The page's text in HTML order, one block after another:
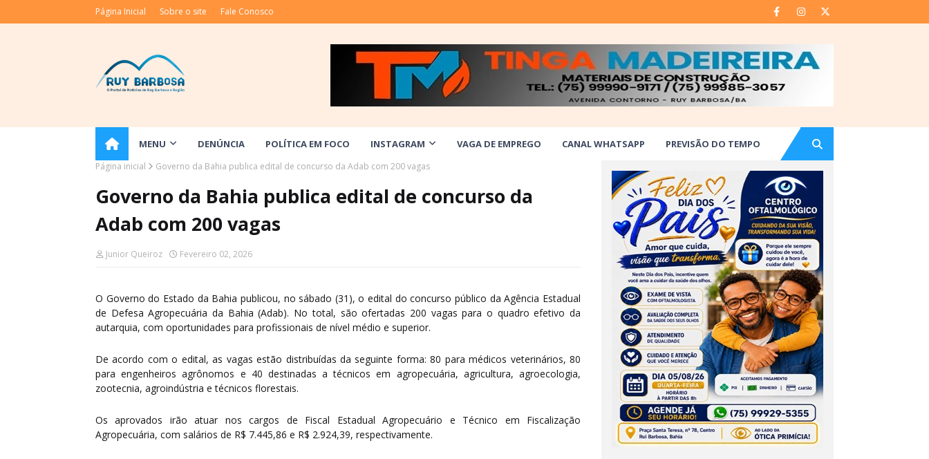
Página Inicial Sobre o site Fale Conosco
MENU DENÚNCIA POLÍTICA EM FOCO INSTAGRAM VAGA DE EMPREGO CANAL WHATSAPP PREVISÃO DO TEMPO
Página inicial Governo da Bahia publica edital de concurso da Adab com 200 vagas
Governo da Bahia publica edital de concurso da
Adab com 200 vagas
Junior Queiroz Fevereiro 02, 2026
O Governo do Estado da Bahia publicou, no sábado (31), o edital do concurso público da Agência Estadual
de Defesa Agropecuária da Bahia (Adab). No total, são ofertadas 200 vagas para o quadro efetivo da
autarquia, com oportunidades para profissionais de nível médio e superior.
De acordo com o edital, as vagas estão distribuídas da seguinte forma: 80 para médicos veterinários, 80
para engenheiros agrônomos e 40 destinadas a técnicos em agropecuária, agricultura, agroecologia,
zootecnia, agroindústria e técnicos florestais.
Os aprovados irão atuar nos cargos de Fiscal Estadual Agropecuário e Técnico em Fiscalização
Agropecuária, com salários de R$ 7.445,86 e R$ 2.924,39, respectivamente.